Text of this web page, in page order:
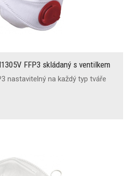
FFP3 skládaný s ventilkem
nastavitelný na každý typ tváře